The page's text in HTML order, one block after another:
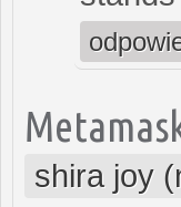
shira joy